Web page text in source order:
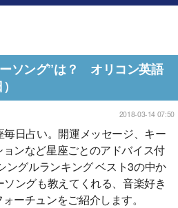
ソング”は？ オリコン英語
2018-03-14 07:50
日占い。開運メッセージ、キー
ンなど星座ごとのアドバイス付
ングルランキング ベスト3の中か
ングも教えてくれる、音楽好き
ーチュンをご紹介します。